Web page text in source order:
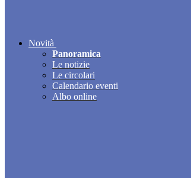
Novità
Panoramica
Le notizie
Le circolari
Calendario eventi
Albo online